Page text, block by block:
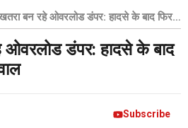
बन रहे ओवरलोड डंपर: हादसे के बाद फिर
ओवरलोड डंपर: हादसे के बाद
Subscribe